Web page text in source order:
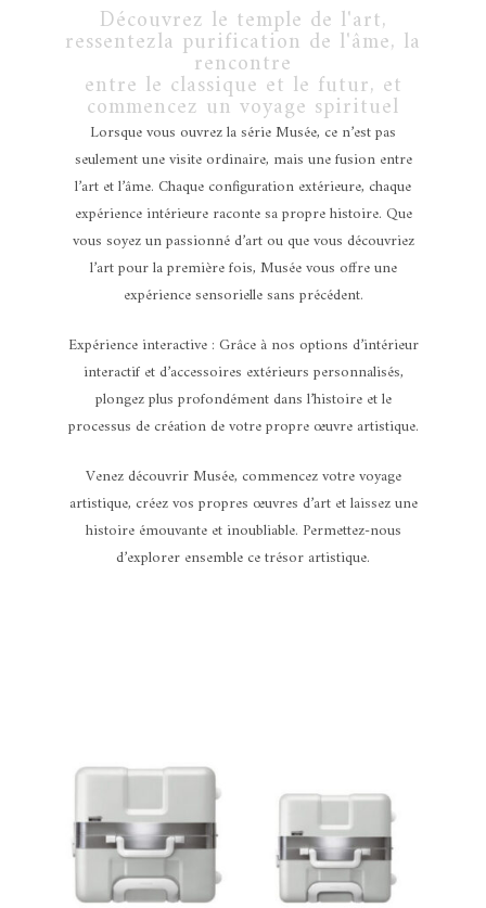
Découvrez le temple de l'art,
ressentezla purification de l'âme, la
rencontre
entre le classique et le futur, et
commencez un voyage spirituel
Lorsque vous ouvrez la série Musée, ce n’est pas
seulement une visite ordinaire, mais une fusion entre
l’art et l’âme. Chaque configuration extérieure, chaque
expérience intérieure raconte sa propre histoire. Que
vous soyez un passionné d’art ou que vous découvriez
l’art pour la première fois, Musée vous offre une
expérience sensorielle sans précédent.
Expérience interactive : Grâce à nos options d’intérieur
interactif et d’accessoires extérieurs personnalisés,
plongez plus profondément dans l’histoire et le
processus de création de votre propre œuvre artistique.
Venez découvrir Musée, commencez votre voyage
artistique, créez vos propres œuvres d’art et laissez une
histoire émouvante et inoubliable. Permettez-nous
d’explorer ensemble ce trésor artistique.